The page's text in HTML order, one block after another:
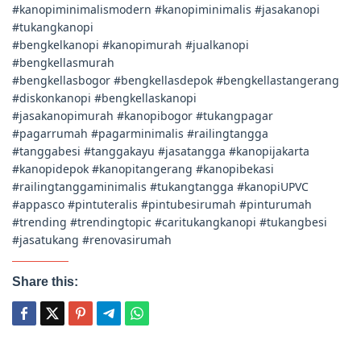
#kanopiminimalismodern #kanopiminimalis #jasakanopi
#tukangkanopi
#bengkelkanopi #kanopimurah #jualkanopi
#bengkellasmurah
#bengkellasbogor #bengkellasdepok #bengkellastangerang
#diskonkanopi #bengkellaskanopi
#jasakanopimurah #kanopibogor #tukangpagar
#pagarrumah #pagarminimalis #railingtangga
#tanggabesi #tanggakayu #jasatangga #kanopijakarta
#kanopidepok #kanopitangerang #kanopibekasi
#railingtanggaminimalis #tukangtangga #kanopiUPVC
#appasco #pintuteralis #pintubesirumah #pinturumah
#trending #trendingtopic #caritukangkanopi #tukangbesi
#jasatukang #renovasirumah
Share this: